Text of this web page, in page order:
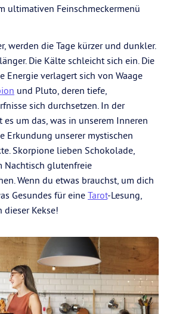
ultimativen Feinschmeckermenü
werden die Tage kürzer und dunkler.
Die Kälte schleicht sich ein. Die
Energie verlagert sich von Waage
und Pluto, deren tiefe,
sich durchsetzen. In der
um das, was in unserem Inneren
Erkundung unserer mystischen
Skorpione lieben Schokolade,
Nachtisch glutenfreie
Wenn du etwas brauchst, um dich
Gesundes für eine Tarot-Lesung,
Kekse!